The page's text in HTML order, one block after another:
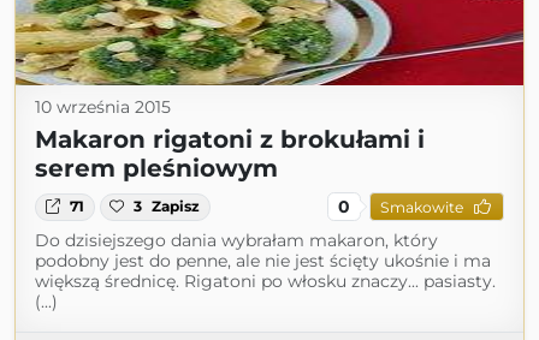
10 września 2015
Makaron rigatoni z brokułami i
serem pleśniowym
71 3 Zapisz 0 Smakowite
Do dzisiejszego dania wybrałam makaron, który
podobny jest do penne, ale nie jest ścięty ukośnie i ma
większą średnicę. Rigatoni po włosku znaczy... pasiasty.
(...)